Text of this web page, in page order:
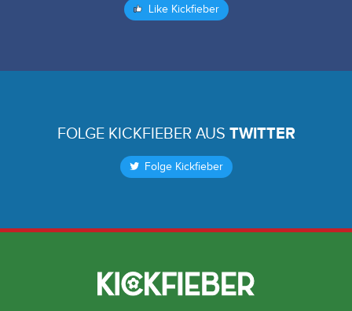
Like Kickfieber
FOLGE KICKFIEBER AUS TWITTER
Folge Kickfieber